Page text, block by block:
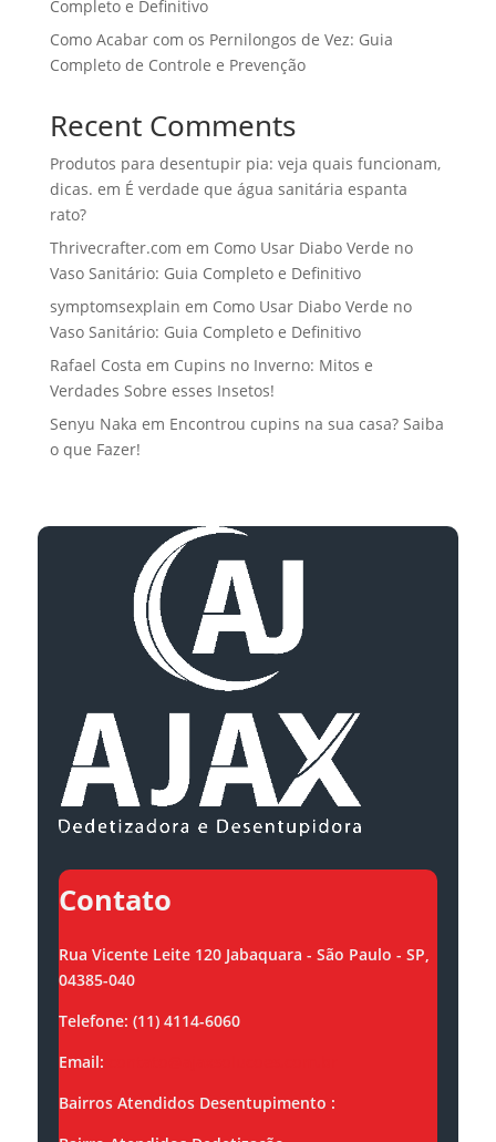
Completo e Definitivo
Como Acabar com os Pernilongos de Vez: Guia
Completo de Controle e Prevenção
Recent Comments
Produtos para desentupir pia: veja quais funcionam,
dicas. em É verdade que água sanitária espanta
rato?
Thrivecrafter.com em Como Usar Diabo Verde no
Vaso Sanitário: Guia Completo e Definitivo
symptomsexplain em Como Usar Diabo Verde no
Vaso Sanitário: Guia Completo e Definitivo
Rafael Costa em Cupins no Inverno: Mitos e
Verdades Sobre esses Insetos!
Senyu Naka em Encontrou cupins na sua casa? Saiba
o que Fazer!
Contato
Rua Vicente Leite 120 Jabaquara - São Paulo - SP,
04385-040
Telefone: (11) 4114-6060
Email:
Bairros Atendidos Desentupimento :